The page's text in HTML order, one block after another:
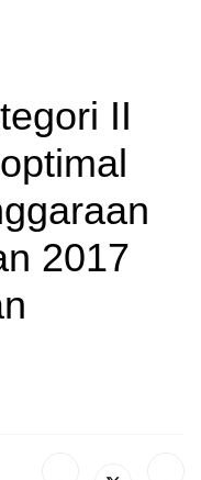
II
2017